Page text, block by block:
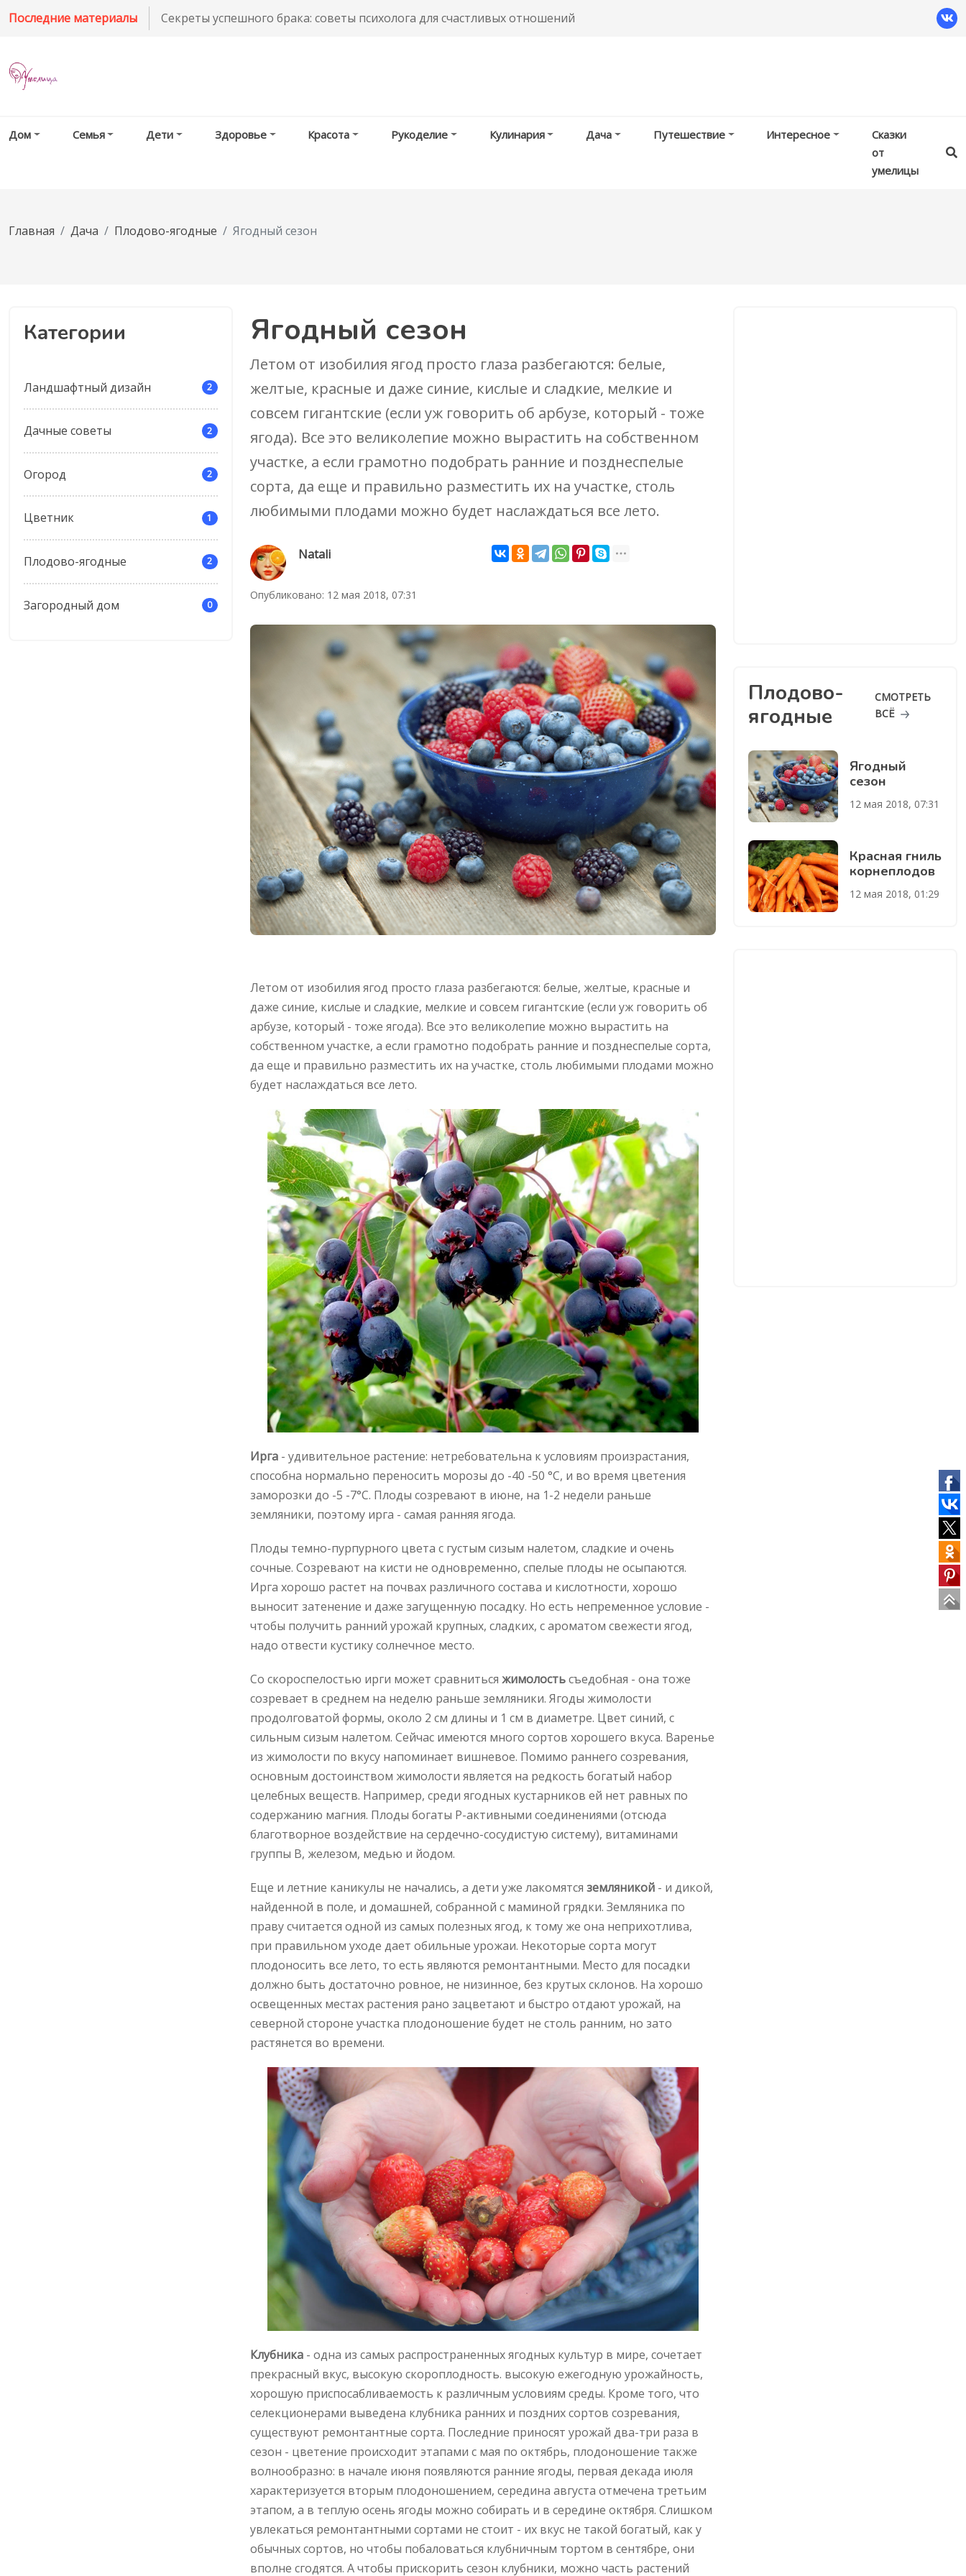
Последние материалы Секреты успешного брака: советы психолога для счастливых отношений
Дом Семья Дети Здоровье Красота Рукоделие Кулинария Дача Путешествие Интересное
Сказки
от
умелицы
Главная Дача Плодово-ягодные Ягодный сезон
Категории
Ландшафтный дизайн 2
Дачные советы 2
Огород 2
Цветник 1
Плодово-ягодные 2
Загородный дом 0
Ягодный сезон
Летом от изобилия ягод просто глаза разбегаются: белые,
желтые, красные и даже синие, кислые и сладкие, мелкие и
совсем гигантские (если уж говорить об арбузе, который - тоже
ягода). Все это великолепие можно вырастить на собственном
участке, а если грамотно подобрать ранние и позднеспелые
сорта, да еще и правильно разместить их на участке, столь
любимыми плодами можно будет наслаждаться все лето.
Natali
Опубликовано: 12 мая 2018, 07:31
Летом от изобилия ягод просто глаза разбегаются: белые, желтые, красные и
даже синие, кислые и сладкие, мелкие и совсем гигантские (если уж говорить об
арбузе, который - тоже ягода). Все это великолепие можно вырастить на
собственном участке, а если грамотно подобрать ранние и позднеспелые сорта,
да еще и правильно разместить их на участке, столь любимыми плодами можно
будет наслаждаться все лето.
Ирга - удивительное растение: нетребовательна к условиям произрастания,
способна нормально переносить морозы до -40 -50 °С, и во время цветения
заморозки до -5 -7°С. Плоды созревают в июне, на 1-2 недели раньше
земляники, поэтому ирга - самая ранняя ягода.
Плоды темно-пурпурного цвета с густым сизым налетом, сладкие и очень
сочные. Созревают на кисти не одновременно, спелые плоды не осыпаются.
Ирга хорошо растет на почвах различного состава и кислотности, хорошо
выносит затенение и даже загущенную посадку. Но есть непременное условие -
чтобы получить ранний урожай крупных, сладких, с ароматом свежести ягод,
надо отвести кустику солнечное место.
Со скороспелостью ирги может сравниться жимолостьсъедобная - она тоже
созревает в среднем на неделю раньше земляники. Ягоды жимолости
продолговатой формы, около 2 см длины и 1 см в диаметре. Цвет синий, с
сильным сизым налетом. Сейчас имеются много сортов хорошего вкуса. Варенье
из жимолости по вкусу напоминает вишневое. Помимо раннего созревания,
основным достоинством жимолости является на редкость богатый набор
целебных веществ. Например, среди ягодных кустарников ей нет равных по
содержанию магния. Плоды богаты P-активными соединениями (отсюда
благотворное воздействие на сердечно-сосудистую систему), витаминами
группы В, железом, медью и йодом.
Еще и летние каникулы не начались, а дети уже лакомятся земляникой - и дикой,
найденной в поле, и домашней, собранной с маминой грядки. Земляника по
праву считается одной из самых полезных ягод, к тому же она неприхотлива,
при правильном уходе дает обильные уро­жаи. Некоторые сорта могут
плодоносить все лето, то есть являются ремонтантными. Место для посадки
должно быть достаточно ровное, не низинное, без крутых склонов. На хорошо
освещенных местах растения рано зацветают и быстро отдают урожай, на
северной стороне участка плодоношение будет не столь ранним, но зато
растянется во времени.
Клубника - одна из самых распространенных ягодных культур в мире, сочетает
прекрасный вкус, высокую скороплодность. высокую ежегодную урожайность,
хорошую приспосабливаемость к различным условиям среды. Кроме того, что
селекционерами выведена клубника ранних и поздних сортов созревания,
существуют ремонтантные сорта. Последние приносят урожай два-три раза в
сезон - цветение происходит этапами с мая по октябрь, плодоношение также
волнообразно: в начале июня появляются ранние ягоды, первая декада июля
характеризуется вторым плодоношением, середина августа отмечена третьим
этапом, а в теплую осень ягоды можно собирать и в середине октября. Слишком
увлекаться ремонтантными сортами не стоит - их вкус не такой богатый, как у
обычных сортов, но чтобы побаловаться клубничным тортом в сентябре, они
вполне сгодятся. А чтобы прискорить сезон клубники, можно часть растений
Плодово-
ягодные
СМОТРЕТЬ
ВСЁ
Ягодный
сезон
12 мая 2018, 07:31
Красная гниль
корнеплодов
12 мая 2018, 01:29